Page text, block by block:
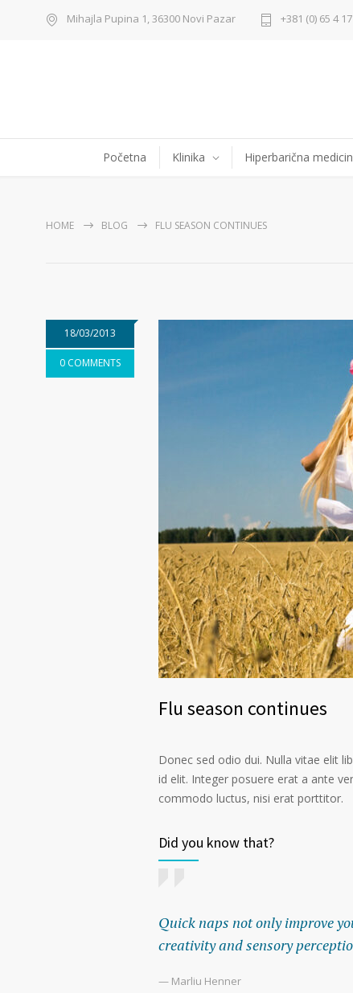
Mihajla Pupina 1, 36300 Novi Pazar +381 (0) 65 4
Početna Klinika Hiperbarična
HOME BLOG FLU SEASON CONTINUES
18/03/2013
0 COMMENTS
Flu season continues
Donec sed odio dui. Nulla vitae elit
id elit. Integer posuere erat a ante
commodo luctus, nisi erat porttitor.
Did you know that?
Quick naps not only improve
creativity and sensory
— Marliu Henner